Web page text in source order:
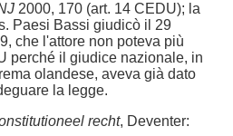
2000, 170 (art. 14 CEDU); la
Paesi Bassi giudicò il 29
che l'attore non poteva più
perché il giudice nazionale, in
olandese, aveva già dato
la legge.
recht, Deventer: